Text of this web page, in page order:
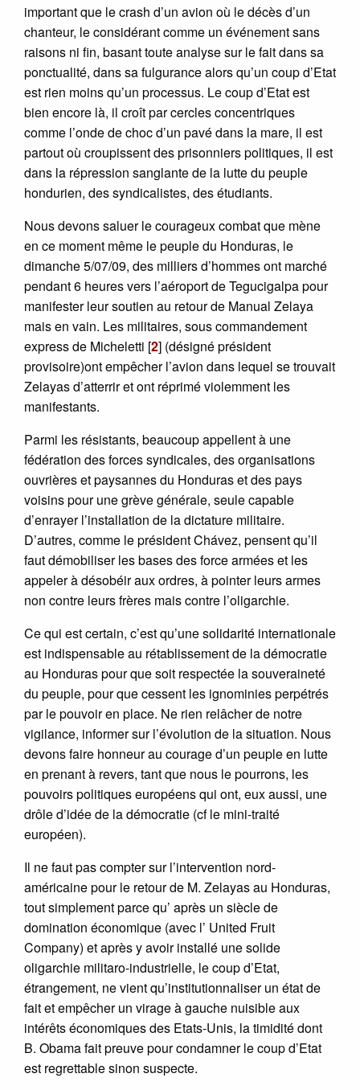
important que le crash d’un avion où le décès d’un
chanteur, le considérant comme un événement sans
raisons ni fin, basant toute analyse sur le fait dans sa
ponctualité, dans sa fulgurance alors qu’un coup d’Etat
est rien moins qu’un processus. Le coup d’Etat est
bien encore là, il croît par cercles concentriques
comme l’onde de choc d’un pavé dans la mare, il est
partout où croupissent des prisonniers politiques, il est
dans la répression sanglante de la lutte du peuple
hondurien, des syndicalistes, des étudiants.
Nous devons saluer le courageux combat que mène
en ce moment même le peuple du Honduras, le
dimanche 5/07/09, des milliers d’hommes ont marché
pendant 6 heures vers l’aéroport de Tegucigalpa pour
manifester leur soutien au retour de Manual Zelaya
mais en vain. Les militaires, sous commandement
express de Micheletti [2] (désigné président
provisoire)ont empêcher l’avion dans lequel se trouvait
Zelayas d’atterrir et ont réprimé violemment les
manifestants.
Parmi les résistants, beaucoup appellent à une
fédération des forces syndicales, des organisations
ouvrières et paysannes du Honduras et des pays
voisins pour une grève générale, seule capable
d’enrayer l’installation de la dictature militaire.
D’autres, comme le président Chávez, pensent qu’il
faut démobiliser les bases des force armées et les
appeler à désobéir aux ordres, à pointer leurs armes
non contre leurs frères mais contre l’oligarchie.
Ce qui est certain, c’est qu’une solidarité internationale
est indispensable au rétablissement de la démocratie
au Honduras pour que soit respectée la souveraineté
du peuple, pour que cessent les ignominies perpétrés
par le pouvoir en place. Ne rien relâcher de notre
vigilance, informer sur l’évolution de la situation. Nous
devons faire honneur au courage d’un peuple en lutte
en prenant à revers, tant que nous le pourrons, les
pouvoirs politiques européens qui ont, eux aussi, une
drôle d’idée de la démocratie (cf le mini-traité
européen).
Il ne faut pas compter sur l’intervention nord-
américaine pour le retour de M. Zelayas au Honduras,
tout simplement parce qu’ après un siècle de
domination économique (avec l’ United Fruit
Company) et après y avoir installé une solide
oligarchie militaro-industrielle, le coup d’Etat,
étrangement, ne vient qu’institutionnaliser un état de
fait et empêcher un virage à gauche nuisible aux
intérêts économiques des Etats-Unis, la timidité dont
B. Obama fait preuve pour condamner le coup d’Etat
est regrettable sinon suspecte.